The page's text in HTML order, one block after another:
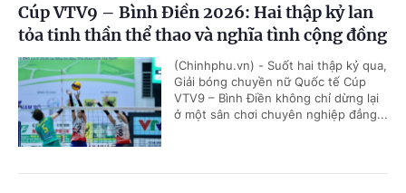
Cúp VTV9 – Bình Điền 2026: Hai thập kỷ lan
tỏa tinh thần thể thao và nghĩa tình cộng đồng
(Chinhphu.vn) - Suốt hai thập kỷ qua,
Giải bóng chuyền nữ Quốc tế Cúp
VTV9 – Bình Điền không chỉ dừng lại
ở một sân chơi chuyên nghiệp đẳng...